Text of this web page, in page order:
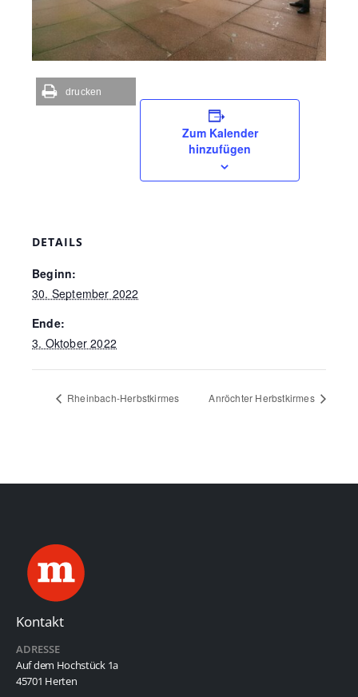
drucken
Zum Kalender
hinzufügen
DETAILS
Beginn:
30. September 2022
Ende:
3. Oktober 2022
Rheinbach-Herbstkirmes Anröchter Herbstkirmes
Kontakt
ADRESSE
Auf dem Hochstück 1a
45701 Herten